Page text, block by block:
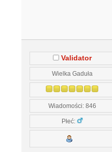
Validator
Wielka Gaduła
Wiadomości: 846
Płeć: